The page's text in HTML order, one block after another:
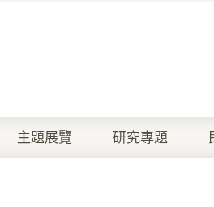
主題展覽 研究專題